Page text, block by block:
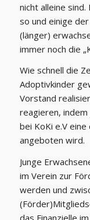
nicht alleine sind.
so und einige der
(länger)
immer noch die
Wie schnell die
Adoptivkinder
Vorstand
reagieren,
bei KoKi e.V
angeboten wird.
Junge
im Verein zur
werden und
das Finanzielle